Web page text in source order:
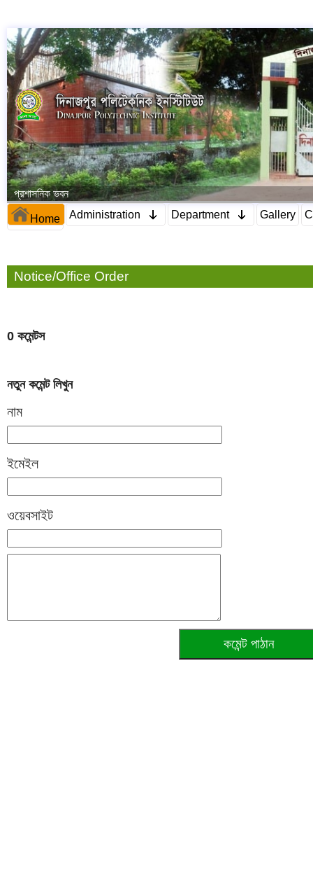
প্রশাসনিক ভবন
Home Administration Department Gallery
Notice/Office Order
0 কমেন্টস
নতুন কমেন্ট লিখুন
নাম
ইমেইল
ওয়েবসাইট